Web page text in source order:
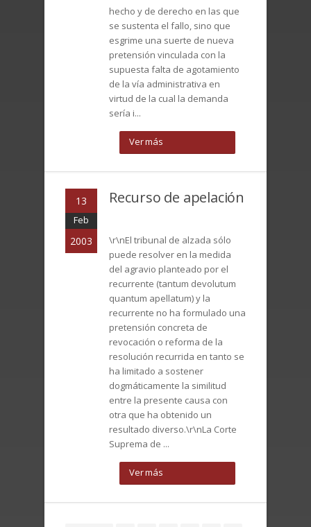
hecho y de derecho en las que
se sustenta el fallo, sino que
esgrime una suerte de nueva
pretensión vinculada con la
supuesta falta de agotamiento
de la vía administrativa en
virtud de la cual la demanda
sería i...
Ver más
13
Feb
2003
Recurso de apelación
\r\nEl tribunal de alzada sólo
puede resolver en la medida
del agravio planteado por el
recurrente (tantum devolutum
quantum apellatum) y la
recurrente no ha formulado una
pretensión concreta de
revocación o reforma de la
resolución recurrida en tanto se
ha limitado a sostener
dogmáticamente la similitud
entre la presente causa con
otra que ha obtenido un
resultado diverso.\r\nLa Corte
Suprema de ...
Ver más